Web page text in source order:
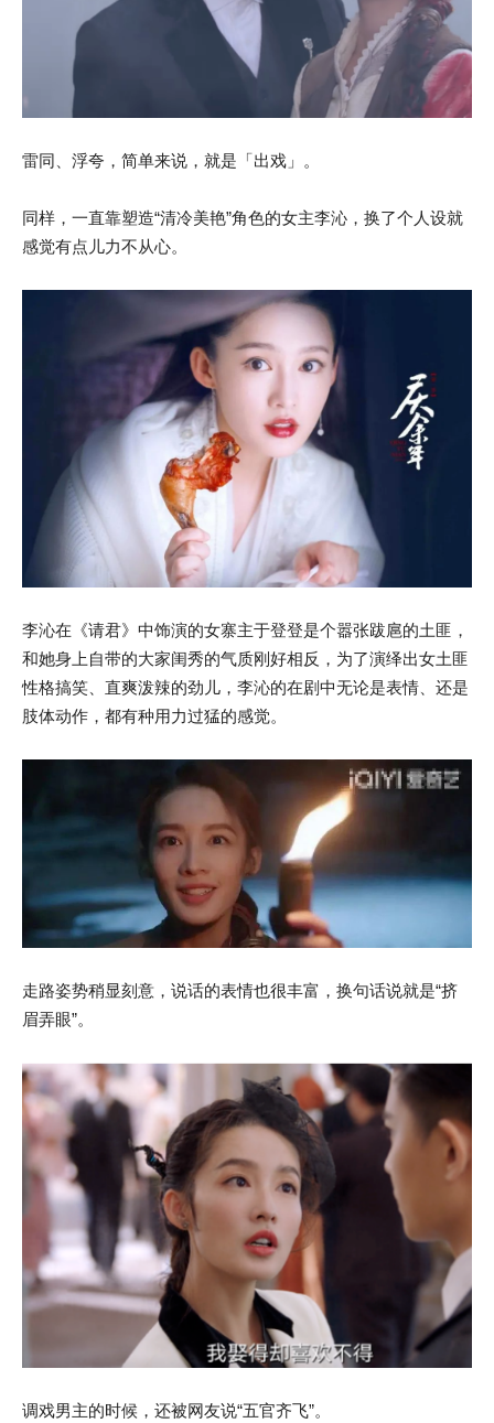
雷同、浮夸，简单来说，就是「出戏」。
同样，一直靠塑造“清冷美艳”角色的女主李沁，换了个人设就
感觉有点儿力不从心。
李沁在《请君》中饰演的女寨主于登登是个嚣张跋扈的土匪，
和她身上自带的大家闺秀的气质刚好相反，为了演绎出女土匪
性格搞笑、直爽泼辣的劲儿，李沁的在剧中无论是表情、还是
肢体动作，都有种用力过猛的感觉。
走路姿势稍显刻意，说话的表情也很丰富，换句话说就是“挤
眉弄眼”。
调戏男主的时候，还被网友说“五官齐飞”。